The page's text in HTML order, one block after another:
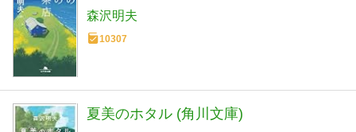
森沢明夫
10307
夏美のホタル (角川文庫)